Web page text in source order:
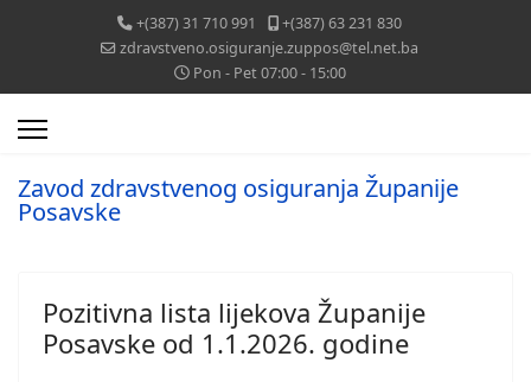
+(387) 31 710 991
+(387) 63 231 830
zdravstveno.osiguranje.zuppos@tel.net.ba
Pon - Pet 07:00 - 15:00
Zavod zdravstvenog osiguranja Županije
Posavske
Pozitivna lista lijekova Županije
Posavske od 1.1.2026. godine